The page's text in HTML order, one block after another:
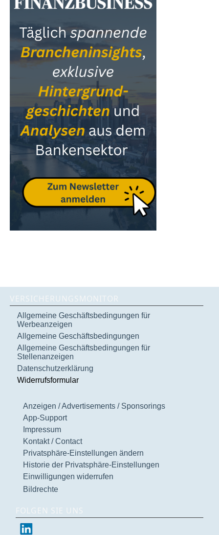
VERSICHERUNGSMONITOR
Allgemeine Geschäftsbedingungen für
Werbeanzeigen
Allgemeine Geschäftsbedingungen
Allgemeine Geschäftsbedingungen für
Stellenanzeigen
Datenschutzerklärung
Widerrufsformular
Anzeigen / Advertisements / Sponsorings
App-Support
Impressum
Kontakt / Contact
Privatsphäre-Einstellungen ändern
Historie der Privatsphäre-Einstellungen
Einwilligungen widerrufen
Bildrechte
FOLGEN SIE UNS